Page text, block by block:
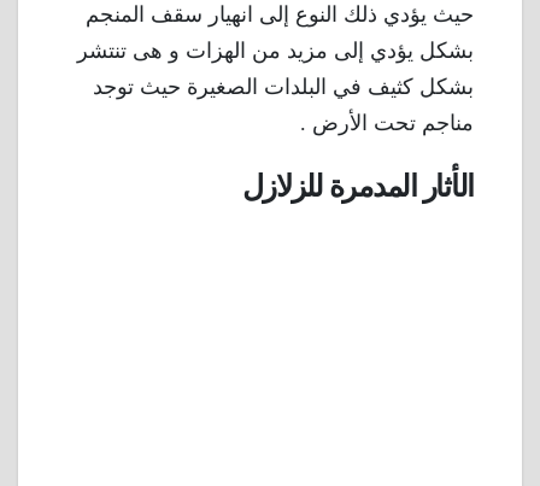
حيث يؤدي ذلك النوع إلى انهيار سقف المنجم
بشكل يؤدي إلى مزيد من الهزات و هى تنتشر
بشكل كثيف في البلدات الصغيرة حيث توجد
مناجم تحت الأرض .
الأثار المدمرة للزلازل